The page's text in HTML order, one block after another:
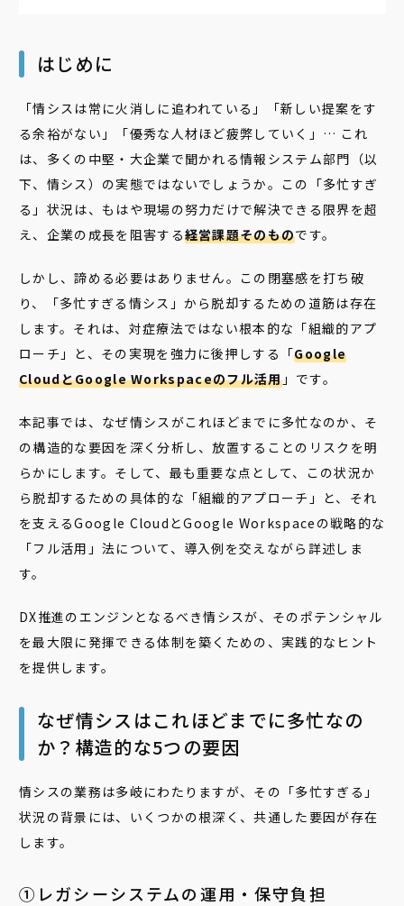
はじめに
「情シスは常に火消しに追われている」「新しい提案をす
る余裕がない」「優秀な人材ほど疲弊していく」… これ
は、多くの中堅・大企業で聞かれる情報システム部門（以
下、情シス）の実態ではないでしょうか。この「多忙すぎ
る」状況は、もはや現場の努力だけで解決できる限界を超
え、企業の成長を阻害する経営課題そのものです。
しかし、諦める必要はありません。この閉塞感を打ち破
り、「多忙すぎる情シス」から脱却するための道筋は存在
します。それは、対症療法ではない根本的な「組織的アプ
ローチ」と、その実現を強力に後押しする「Google
CloudとGoogle Workspaceのフル活用」です。
本記事では、なぜ情シスがこれほどまでに多忙なのか、そ
の構造的な要因を深く分析し、放置することのリスクを明
らかにします。そして、最も重要な点として、この状況か
ら脱却するための具体的な「組織的アプローチ」と、それ
を支えるGoogle CloudとGoogle Workspaceの戦略的な
「フル活用」法について、導入例を交えながら詳述しま
す。
DX推進のエンジンとなるべき情シスが、そのポテンシャル
を最大限に発揮できる体制を築くための、実践的なヒント
を提供します。
なぜ情シスはこれほどまでに多忙なの
か？構造的な5つの要因
情シスの業務は多岐にわたりますが、その「多忙すぎる」
状況の背景には、いくつかの根深く、共通した要因が存在
します。
①レガシーシステムの運用・保守負担